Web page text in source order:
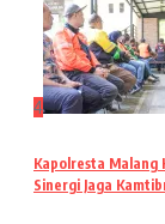
4
Kapolresta Malang
Sinergi Jaga